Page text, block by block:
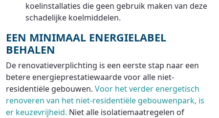
koelinstallaties die geen gebruik maken van deze
schadelijke koelmiddelen.
EEN MINIMAAL ENERGIELABEL
BEHALEN
De renovatieverplichting is een eerste stap naar een
betere energieprestatiewaarde voor alle niet-
residentiële gebouwen. Voor het verder energetisch
renoveren van het niet-residentiële gebouwenpark, is
er keuzevrijheid. Niet alle isolatiemaatregelen of